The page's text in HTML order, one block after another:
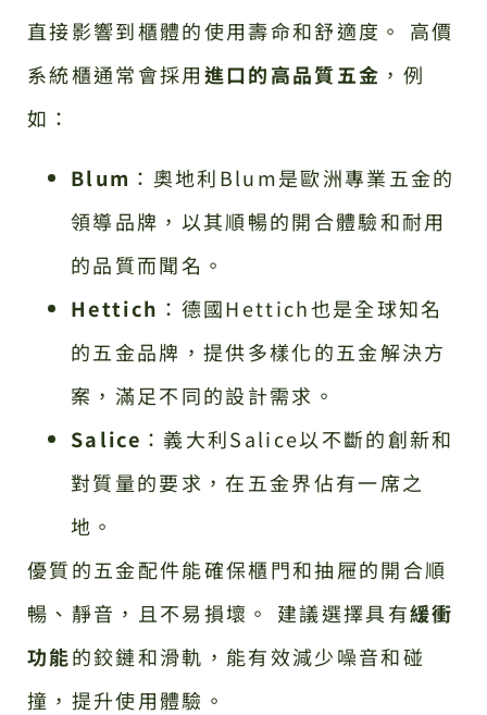
直接影響到櫃體的使用壽命和舒適度。 高價
系統櫃通常會採用進口的高品質五金 ，例
如：
Blum ：奧地利Blum是歐洲專業五金的
領導品牌，以其順暢的開合體驗和耐用
的品質而聞名。
Hettich ：德國Hettich也是全球知名
的五金品牌，提供多樣化的五金解決方
案，滿足不同的設計需求。
Salice ：義大利Salice以不斷的創新和
對質量的要求，在五金界佔有一席之
地。
優質的五金配件能確保櫃門和抽屜的開合順
暢、靜音，且不易損壞。 建議選擇具有緩衝
功能的鉸鏈和滑軌，能有效減少噪音和碰
撞，提升使用體驗。